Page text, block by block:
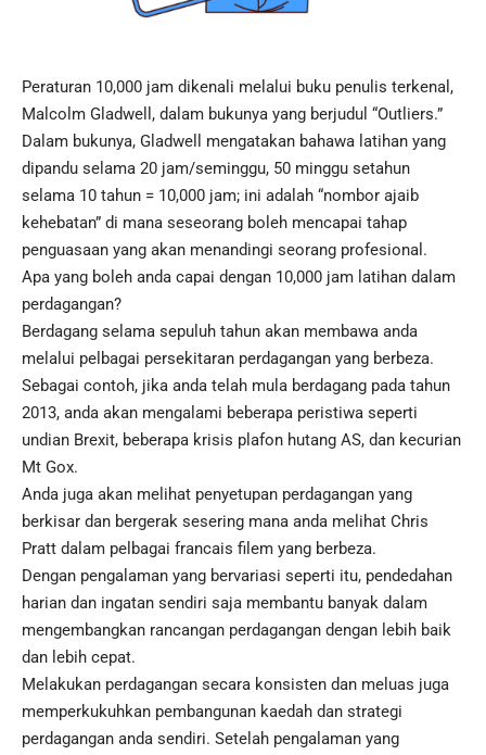
Peraturan 10,000 jam dikenali melalui buku penulis terkenal,
Malcolm Gladwell, dalam bukunya yang berjudul “Outliers.”
Dalam bukunya, Gladwell mengatakan bahawa latihan yang
dipandu selama 20 jam/seminggu, 50 minggu setahun
selama 10 tahun = 10,000 jam; ini adalah “nombor ajaib
kehebatan” di mana seseorang boleh mencapai tahap
penguasaan yang akan menandingi seorang profesional.
Apa yang boleh anda capai dengan 10,000 jam latihan dalam
perdagangan?
Berdagang selama sepuluh tahun akan membawa anda
melalui pelbagai persekitaran perdagangan yang berbeza.
Sebagai contoh, jika anda telah mula berdagang pada tahun
2013, anda akan mengalami beberapa peristiwa seperti
undian Brexit, beberapa krisis plafon hutang AS, dan kecurian
Mt Gox.
Anda juga akan melihat penyetupan perdagangan yang
berkisar dan bergerak sesering mana anda melihat Chris
Pratt dalam pelbagai francais filem yang berbeza.
Dengan pengalaman yang bervariasi seperti itu, pendedahan
harian dan ingatan sendiri saja membantu banyak dalam
mengembangkan rancangan perdagangan dengan lebih baik
dan lebih cepat.
Melakukan perdagangan secara konsisten dan meluas juga
memperkukuhkan pembangunan kaedah dan strategi
perdagangan anda sendiri. Setelah pengalaman yang